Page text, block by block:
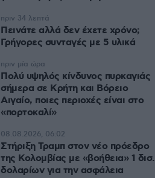
Πεινάτε αλλά δεν έχετε χρόνο;
Γρήγορες συνταγές με 5 υλικά
πριν 34 λεπτά
Πολύ υψηλός κίνδυνος πυρκαγιάς
σήμερα σε Κρήτη και Βόρειο
Αιγαίο, ποιες περιοχές είναι στο
«πορτοκαλί»
πριν μία ώρα
Στήριξη Τραμπ στον νέο πρόεδρο
της Κολομβίας με «βοήθεια» 1 δισ.
δολαρίων για την ασφάλεια
08.08.2026, 06:02